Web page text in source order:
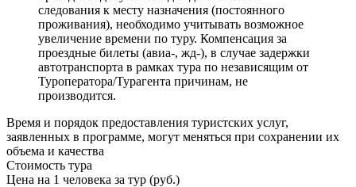
следования к месту назначения (постоянного
проживания), необходимо учитывать возможное
увеличение времени по туру. Компенсация за
проездные билеты (авиа-, жд-), в случае задержки
автотранспорта в рамках тура по независящим от
Туроператора/Турагента причинам, не
производится.
Время и порядок предоставления туристских услуг,
заявленных в программе, могут меняться при сохранении их
объема и качества
Стоимость тура
Цена на 1 человека за тур (руб.)